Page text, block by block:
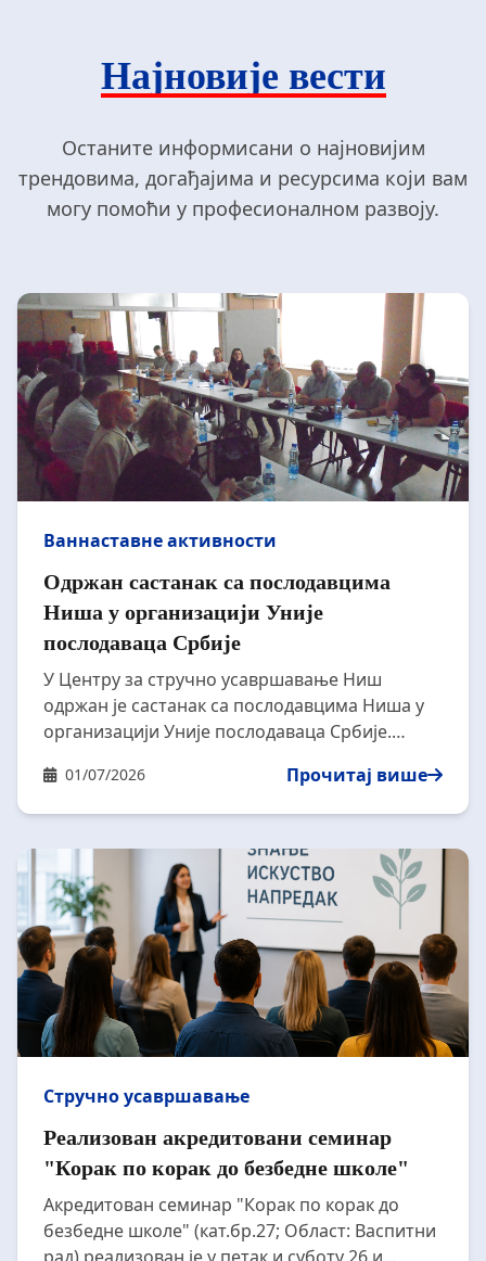
Најновије вести
Останите информисани о најновијим
трендовима, догађајима и ресурсима који вам
могу помоћи у професионалном развоју.
Ваннаставне активности
Одржан састанак са послодавцима
Ниша у организацији Уније
послодаваца Србије
У Центру за стручно усавршавање Ниш
одржан је састанак са послодавцима Ниша у
организацији Уније послодаваца Србије.
кључних активности и иницијатива Уније
послодаваца Србије; Закључци и
Нишу о кључним тачкама и дефинисање и
разрада додатних пиотања. Присутнима се
обратила Љиљана Павловић, руководилац
Сектора за чланство УПС као и представник
Уније послодаваца Србије – Послодавци Ниш.
Састанку је присуствовало 30 послодаваца из
Ниша.
01/07/2026 Прочитај више
Стручно усавршавање
Реализован акредитовани семинар
"Корак по корак до безбедне школе"
Акредитован семинар "Корак по корак до
безбедне школе" (кат.бр.27; Област: Васпитни